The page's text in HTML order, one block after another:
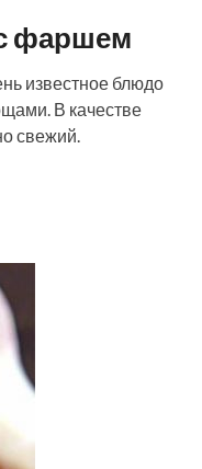
фаршем
известное блюдо
В качестве
свежий.